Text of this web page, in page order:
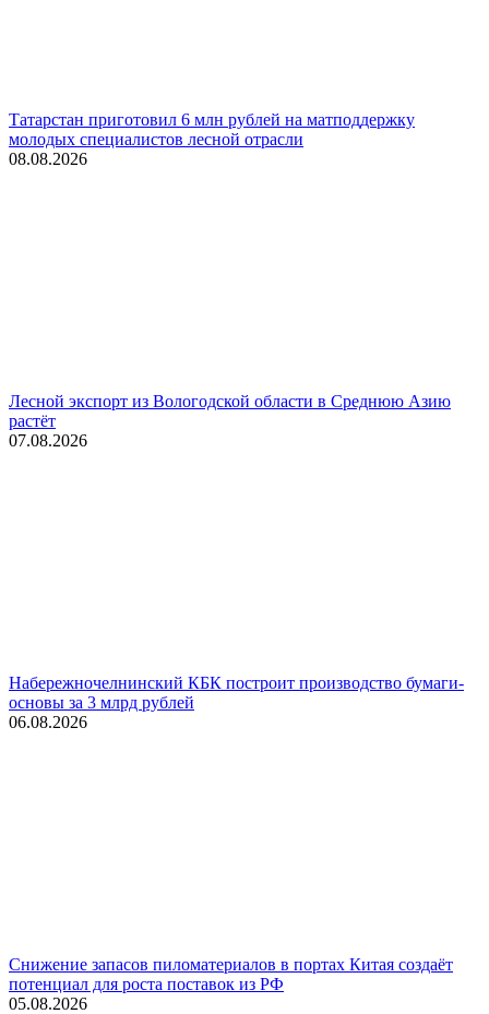
Татарстан приготовил 6 млн рублей на матподдержку
молодых специалистов лесной отрасли
08.08.2026
Лесной экспорт из Вологодской области в Среднюю Азию
растёт
07.08.2026
Набережночелнинский КБК построит производство бумаги-
основы за 3 млрд рублей
06.08.2026
Снижение запасов пиломатериалов в портах Китая создаёт
потенциал для роста поставок из РФ
05.08.2026